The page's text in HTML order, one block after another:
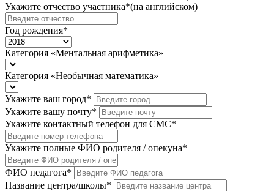
Укажите отчество участника*(на английском)
Год рождения*
Категория «Ментальная арифметика»
Категория «Необычная математика»
Укажите ваш город*
Укажите вашу почту*
Укажите контактный телефон для СМС*
Укажите полные ФИО родителя / опекуна*
ФИО педагога*
Название центра/школы*